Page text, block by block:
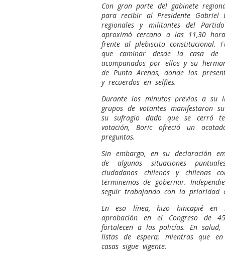
Con gran parte del gabinete
para recibir al Presidente Gabriel
regionales y militantes del
aproximó cercano a las 11,30
frente al plebiscito constitucional.
que caminar desde la casa de
acompañados por ellos y su
de Punta Arenas, donde los
y recuerdos en selfies.
Durante los minutos previos a su
grupos de votantes manifestaron
su sufragio dado que se cerró
votación, Boric ofreció un
preguntas.
Sin embargo, en su declaración
de algunas situaciones
ciudadanos chilenos y chilenas
terminemos de gobernar.
seguir trabajando con la prioridad
En esa línea, hizo hincapié en
aprobación en el Congreso de
fortalecen a las policías. En
listas de espera; mientras que
casas sigue vigente.